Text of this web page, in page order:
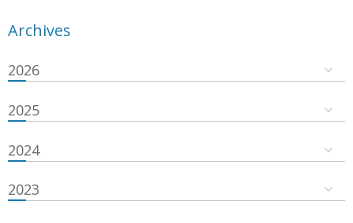
Archives
2026
2025
2024
2023